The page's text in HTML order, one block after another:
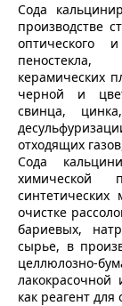
Сода
производстве
оптического
керамических
черной и
свинца,
отходящих
Сода
химической
очистке
бариевых,
сырье, в
как реагент